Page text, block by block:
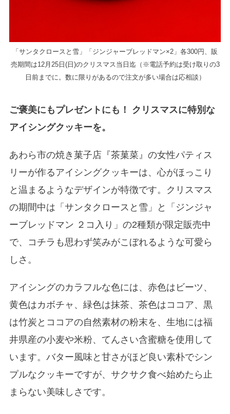
「サンタクロースと雪」「ジンジャーブレッドマン×2」各300円、販
売期間は12月25日(日)のクリスマス当日迄（※電話予約は受け取りの3
日前までに。数に限りがあるので注文が多い場合は応相談）
ご褒美にもプレゼントにも！ クリスマスに特別な
アイシングクッキーを。
あわら市の焼き菓子店『茶菓菜』の女性パティス
リーが作るアイシングクッキーは、心がほっこり
と温まるようなデザインが特徴です。クリスマス
の期間中は「サンタクロースと雪」と「ジンジャ
ーブレッドマン ２コ入り」の2種類が限定販売中
で、コチラも思わず笑みがこぼれるような可愛ら
しさ。
アイシングのカラフルな色には、赤色はビーツ、
黄色はカボチャ、緑色は抹茶、茶色はココア、黒
は竹炭とココアの自然素材の粉末を、生地には福
井県産の小麦や米粉、てんさい含蜜糖を使用して
います。バター風味と甘さがほど良い素朴でシン
プルなクッキーですが、サクサク食べ始めたら止
まらない美味しさです。